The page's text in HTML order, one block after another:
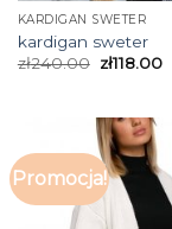
KARDIGAN SWETER
kardigan sweter
zł240.00 zł118.00
Promocja!